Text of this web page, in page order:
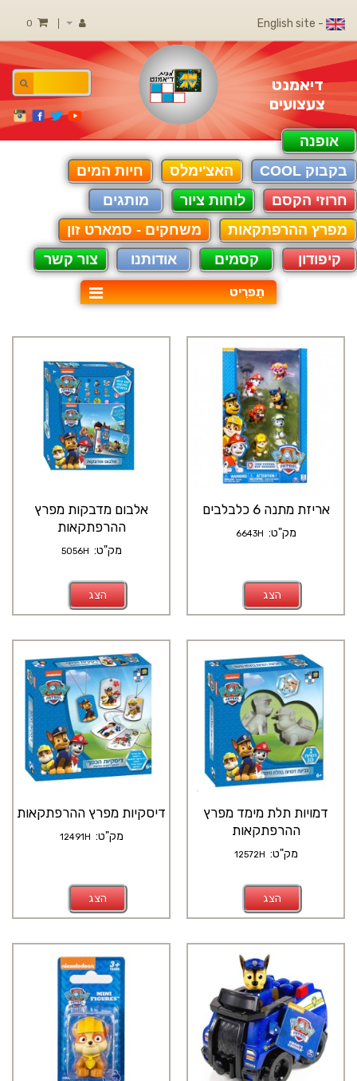
- English site
דיאמנט
צעצועים
אופנה
בקבוק COOL
האצ'ימלס
חיות המים
חרוזי הקסם
לוחות ציור
מותגים
מפרץ ההרפתקאות
משחקים - סמארט זון
קיפודון
קסמים אודותנו צור קשר
תַפרִיט
אלבום מדבקות מפרץ
ההרפתקאות
מק"ט: 5056H
הצג
אריזת מתנה 6 כלבלבים
מק"ט: 6643H
הצג
דיסקיות מפרץ ההרפתקאות
מק"ט: 12491H
הצג
דמויות תלת מימד מפרץ
ההרפתקאות
מק"ט: 12572H
הצג